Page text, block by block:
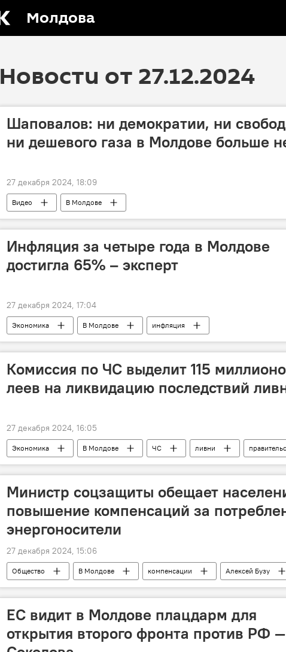
Молдова
Новости от 27.12.2024
Шаповалов: ни демократии, ни
ни дешевого газа в Молдове больше
27 декабря 2024, 18:09
Видео В Молдове
Инфляция за четыре года в Молдове
достигла 65% – эксперт
27 декабря 2024, 17:04
Экономика В Молдове инфляция
Комиссия по ЧС выделит 115
леев на ликвидацию последствий
27 декабря 2024, 16:05
Экономика В Молдове ЧС ливни
Министр соцзащиты обещает
повышение компенсаций за
энергоносители
27 декабря 2024, 15:06
Общество В Молдове компенсации Алексей Бузу
ЕС видит в Молдове плацдарм для
открытия второго фронта против РФ —